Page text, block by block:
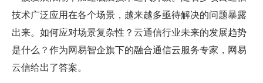
技术广泛应用在各个场景，越来越多亟待解决的问题暴露
出来。如何应对场景复杂性？云通信行业未来的发展趋势
是什么？作为网易智企旗下的融合通信云服务专家，网易
云信给出了答案。